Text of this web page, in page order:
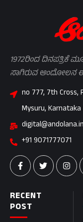
RECENT
POST
1972ರಿಂದ ದಿನಪತ್ರಿಕೆ
ಸಾಗಿರುವ ಆಂದೋಲನ
no 777, 7th Cross,
Mysuru,
digital@andolana.in
+91 9071777071